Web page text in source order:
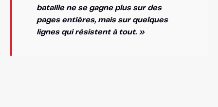
bataille ne se gagne plus sur des
pages entières, mais sur quelques
lignes qui résistent à tout. »